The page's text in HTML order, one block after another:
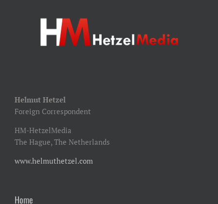
Helmut Hetzel
Foreign Correspondent
HM-HetzelMedia
The Hague, The Netherlands
www.helmuthetzel.com
Home